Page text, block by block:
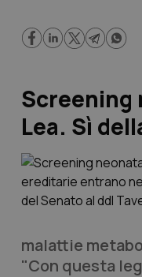
Screening
Lea. Sì
malattie
"Con questa